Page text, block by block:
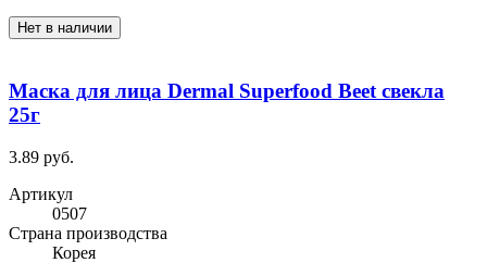
Нет в наличии
Маска для лица Dermal Superfood Beet свекла
25г
3.89 руб.
Артикул
0507
Cтрана производства
Корея